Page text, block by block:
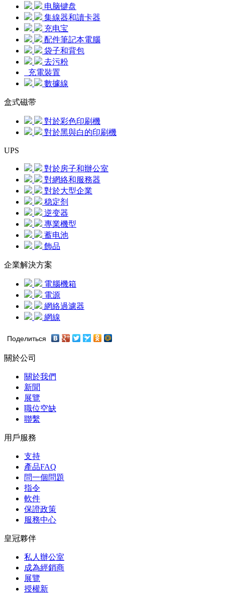
电脑键盘
集線器和讀卡器
充电宝
配件筆記本電腦
袋子和背包
去污粉
充電裝置
數據線
盒式磁带
對於彩色印刷機
對於黑與白的印刷機
UPS
對於房子和辦公室
對網絡和服務器
對於大型企業
稳定剂
逆变器
專業機型
蓄电池
飾品
企業解決方案
電腦機箱
電源
網絡過濾器
網線
Поделиться
關於公司
關於我們
新聞
展覽
職位空缺
聯繫
用戶服務
支持
產品FAQ
問一個問題
指令
軟件
保證政策
服務中心
皇冠夥伴
私人辦公室
成為經銷商
展覽
授權新